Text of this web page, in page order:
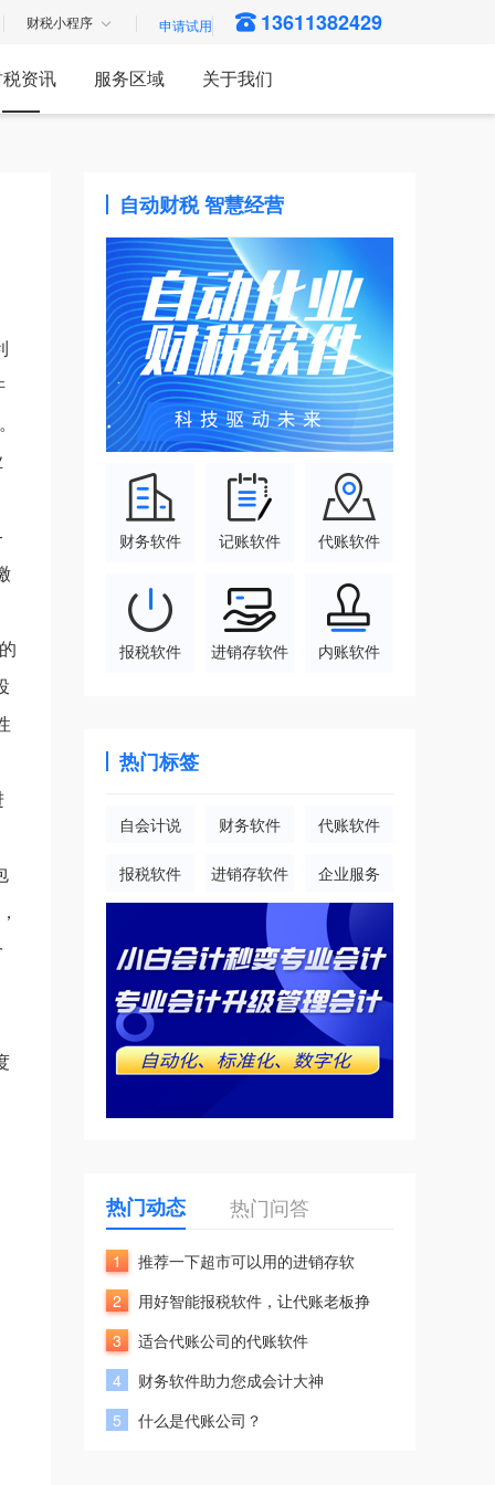
财税小程序 13611382429
资讯 服务区域 关于我们
自动财税 智慧经营
财务软件 记账软件 代账软件
报税软件 进销存软件 内账软件
热门标签
自会计说 财务软件 代账软件
报税软件 进销存软件 企业服务
热门动态 热门问答
1
推荐一下超市可以用的进销存软
2
用好智能报税软件，让代账老板挣
3
适合代账公司的代账软件
4
财务软件助力您成会计大神
5
什么是代账公司？